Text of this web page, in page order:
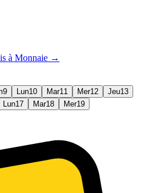
à Monnaie →
9 Lun10 Mar11 Mer12 Jeu13
Lun17 Mar18 Mer19